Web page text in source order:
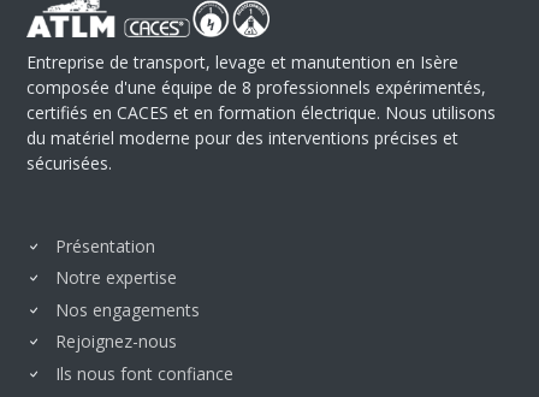
Entreprise de transport, levage et manutention en Isère
composée d'une équipe de 8 professionnels expérimentés,
certifiés en CACES et en formation électrique. Nous utilisons
du matériel moderne pour des interventions précises et
sécurisées.
Présentation
Notre expertise
Nos engagements
Rejoignez-nous
Ils nous font confiance